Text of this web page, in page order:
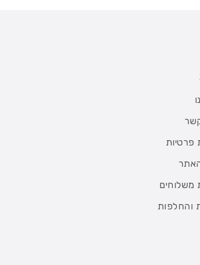
פרטיות
משלוחים
והחלפות